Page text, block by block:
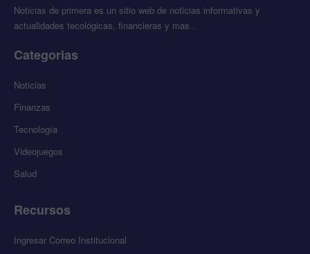
Noticias de primera es un sitio web de noticias informativas y
actualidades tecológicas, financieras y mas..
Categorias
Noticias
Finanzas
Tecnología
Videojuegos
Salud
Recursos
Ingresar Correo Institucional